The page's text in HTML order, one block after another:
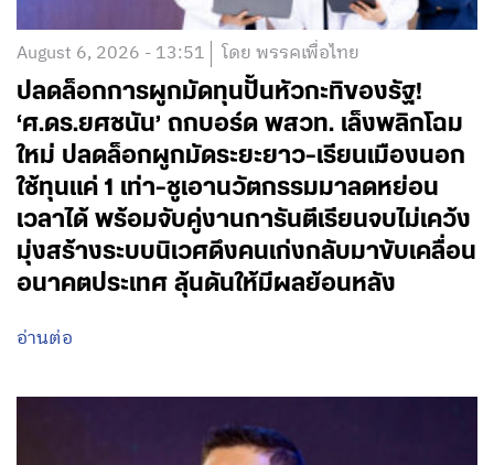
August 6, 2026 - 13:51 โดย พรรคเพื่อไทย
ปลดล็อกการผูกมัดทุนปั้นหัวกะทิของรัฐ!
‘ศ.ดร.ยศชนัน’ ถกบอร์ด พสวท. เล็งพลิกโฉม
ใหม่ ปลดล็อกผูกมัดระยะยาว-เรียนเมืองนอก
ใช้ทุนแค่ 1 เท่า-ชูเอานวัตกรรมมาลดหย่อน
เวลาได้ พร้อมจับคู่งานการันตีเรียนจบไม่เคว้ง
มุ่งสร้างระบบนิเวศดึงคนเก่งกลับมาขับเคลื่อน
อนาคตประเทศ ลุ้นดันให้มีผลย้อนหลัง
อ่านต่อ